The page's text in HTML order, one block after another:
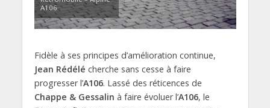
A106
Fidèle à ses principes d’amélioration continue,
Jean Rédélé cherche sans cesse à faire
progresser l’A106. Lassé des réticences de
Chappe & Gessalin à faire évoluer l’A106, le